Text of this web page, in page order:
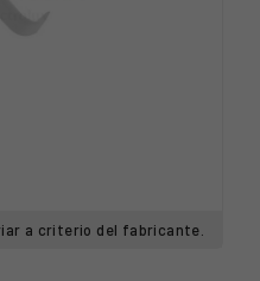
a criterio del fabricante.